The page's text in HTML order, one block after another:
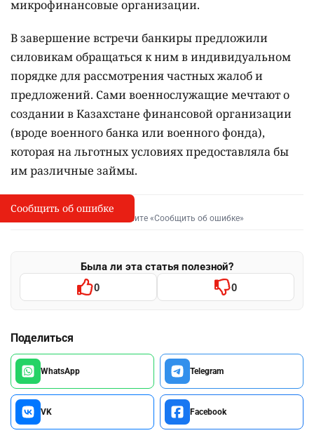
микрофинансовые организации.
В завершение встречи банкиры предложили
силовикам обращаться к ним в индивидуальном
порядке для рассмотрения частных жалоб и
предложений. Сами военнослужащие мечтают о
создании в Казахстане финансовой организации
(вроде военного банка или военного фонда),
которая на льготных условиях предоставляла бы
им различные займы.
I
Сообщить об опечатке
Выделите фрагмент и нажмите «Сообщить об ошибке»
Была ли эта статья полезной?
0 0
Поделиться
WhatsApp Telegram
VK Facebook
Сообщить об ошибке